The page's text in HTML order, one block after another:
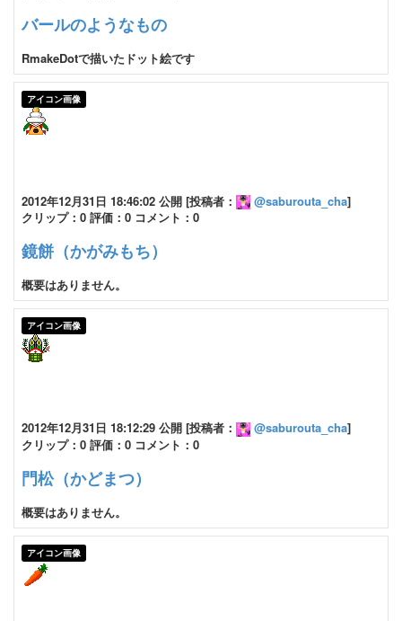
バールのようなもの
RmakeDotで描いたドット絵です
アイコン画像
2012年12月31日 18:46:02 公開 [投稿者： @saburouta_cha]
クリップ：0 評価：0 コメント：0
鏡餅（かがみもち）
概要はありません。
アイコン画像
2012年12月31日 18:12:29 公開 [投稿者： @saburouta_cha]
クリップ：0 評価：0 コメント：0
門松（かどまつ）
概要はありません。
アイコン画像